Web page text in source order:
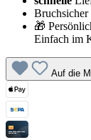
Bruchsicher
🎁
Einfach im
Auf die